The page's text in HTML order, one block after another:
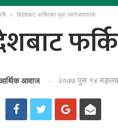
विदेशबाट फर्किएका युवा स्वरोजगारतर्फ
आवाज २०७७ पुस १४